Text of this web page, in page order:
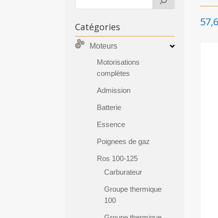
Catégories
Moteurs
Motorisations
complètes
Admission
Batterie
Essence
Poignees de gaz
Ros 100-125
Carburateur
Groupe thermique
100